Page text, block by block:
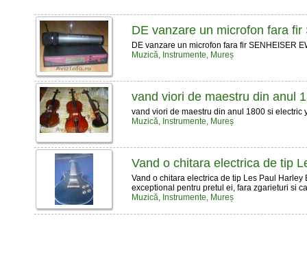
DE vanzare un microfon fara
DE vanzare un microfon fara fir SENHEISER
Muzică, Instrumente, Mureș
vand viori de maestru din anul
vand viori de maestru din anul 1800 si electric
Muzică, Instrumente, Mureș
Vand o chitara electrica de tip
Vand o chitara electrica de tip Les Paul
exceptional pentru pretul ei, fara zgarieturi si
Muzică, Instrumente, Mureș